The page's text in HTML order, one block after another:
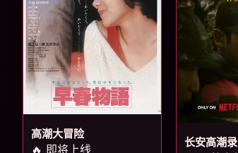
高潮大冒险
🔥 即将上线
长安高潮录